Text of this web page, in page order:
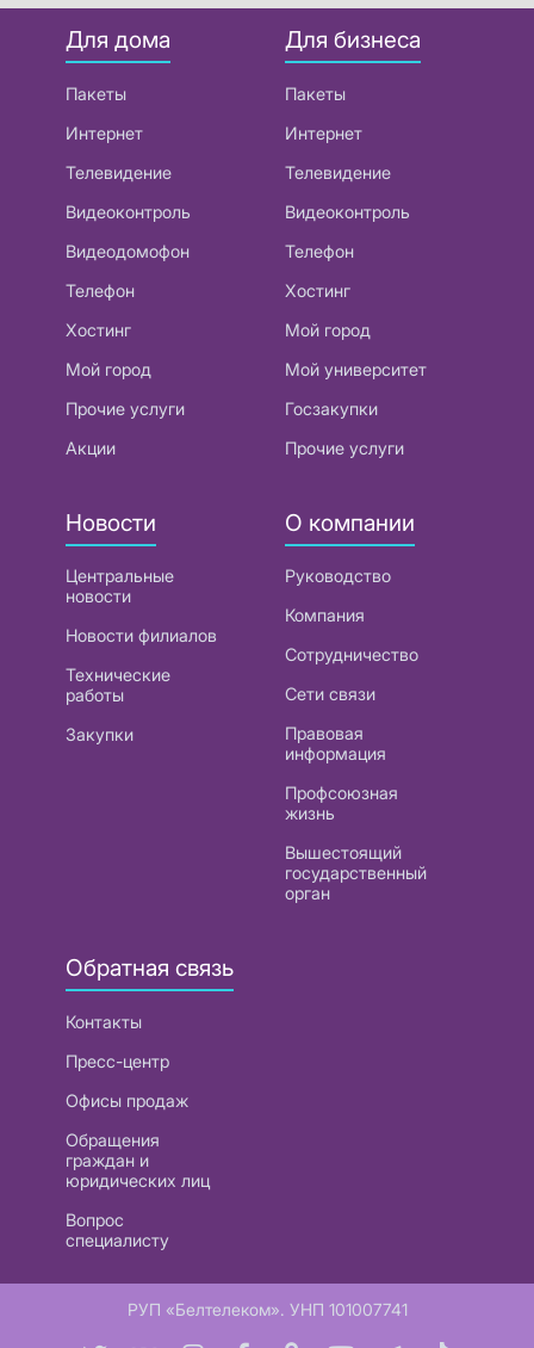
Для дома
Пакеты
Интернет
Телевидение
Видеоконтроль
Видеодомофон
Телефон
Хостинг
Мой город
Прочие услуги
Акции
Для бизнеса
Пакеты
Интернет
Телевидение
Видеоконтроль
Телефон
Хостинг
Мой город
Мой университет
Госзакупки
Прочие услуги
Новости
Центральные
новости
Новости филиалов
Технические
работы
Закупки
О компании
Руководство
Компания
Сотрудничество
Сети связи
Правовая
информация
Профсоюзная
жизнь
Вышестоящий
государственный
орган
Обратная связь
Контакты
Пресс-центр
Офисы продаж
Обращения
граждан и
юридических лиц
Вопрос
специалисту
РУП «Белтелеком». УНП 101007741